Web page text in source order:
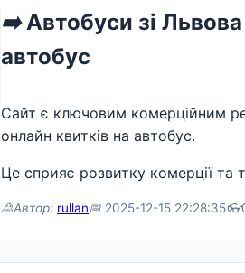
➡️Автобуси зі
автобус
Сайт є ключовим комерційним
онлайн квитків на автобус.
Це сприяє розвитку комерції та
🙎Автор: rullan📅 2025-12-15 22:28:35👓